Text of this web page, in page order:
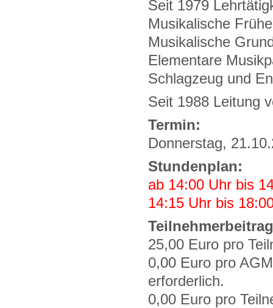
Seit 1979
Musikalische
Musikalische
Elementare
Schlagzeug und
Seit 1988 Leitung
Termin:
Donnerstag,
Stundenplan:
ab 14:00 Uhr bis
14:15 Uhr bis
25,00 Euro pro
0,00 Euro pro
erforderlich.
0,00 Euro pro